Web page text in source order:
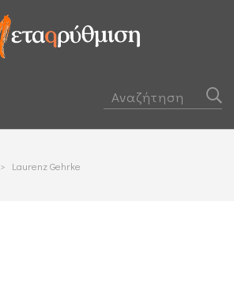
> Laurenz Gehrke